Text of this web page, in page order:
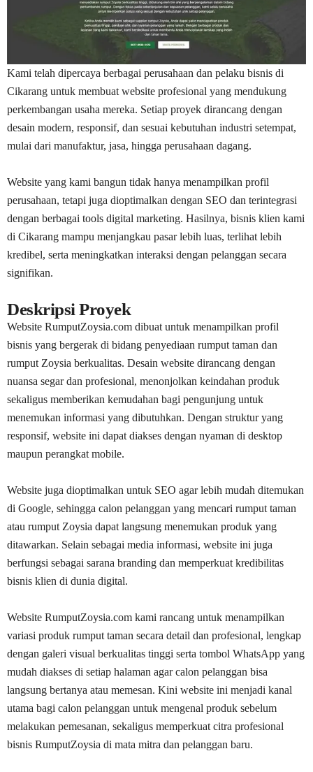
Kami telah dipercaya berbagai perusahaan dan pelaku bisnis di
Cikarang untuk membuat website profesional yang mendukung
perkembangan usaha mereka. Setiap proyek dirancang dengan
desain modern, responsif, dan sesuai kebutuhan industri setempat,
mulai dari manufaktur, jasa, hingga perusahaan dagang.
Website yang kami bangun tidak hanya menampilkan profil
perusahaan, tetapi juga dioptimalkan dengan SEO dan terintegrasi
dengan berbagai tools digital marketing. Hasilnya, bisnis klien kami
di Cikarang mampu menjangkau pasar lebih luas, terlihat lebih
kredibel, serta meningkatkan interaksi dengan pelanggan secara
signifikan.
Deskripsi Proyek
Website RumputZoysia.com dibuat untuk menampilkan profil
bisnis yang bergerak di bidang penyediaan rumput taman dan
rumput Zoysia berkualitas. Desain website dirancang dengan
nuansa segar dan profesional, menonjolkan keindahan produk
sekaligus memberikan kemudahan bagi pengunjung untuk
menemukan informasi yang dibutuhkan. Dengan struktur yang
responsif, website ini dapat diakses dengan nyaman di desktop
maupun perangkat mobile.
Website juga dioptimalkan untuk SEO agar lebih mudah ditemukan
di Google, sehingga calon pelanggan yang mencari rumput taman
atau rumput Zoysia dapat langsung menemukan produk yang
ditawarkan. Selain sebagai media informasi, website ini juga
berfungsi sebagai sarana branding dan memperkuat kredibilitas
bisnis klien di dunia digital.
Website RumputZoysia.com kami rancang untuk menampilkan
variasi produk rumput taman secara detail dan profesional, lengkap
dengan galeri visual berkualitas tinggi serta tombol WhatsApp yang
mudah diakses di setiap halaman agar calon pelanggan bisa
langsung bertanya atau memesan. Kini website ini menjadi kanal
utama bagi calon pelanggan untuk mengenal produk sebelum
melakukan pemesanan, sekaligus memperkuat citra profesional
bisnis RumputZoysia di mata mitra dan pelanggan baru.